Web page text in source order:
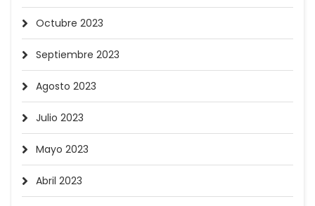
Octubre 2023
Septiembre 2023
Agosto 2023
Julio 2023
Mayo 2023
Abril 2023